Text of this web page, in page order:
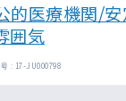
的医療機関/
囲気
: 17-JU000798